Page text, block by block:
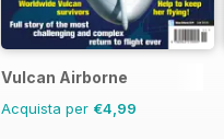
Vulcan Airborne
Acquista per €4,99